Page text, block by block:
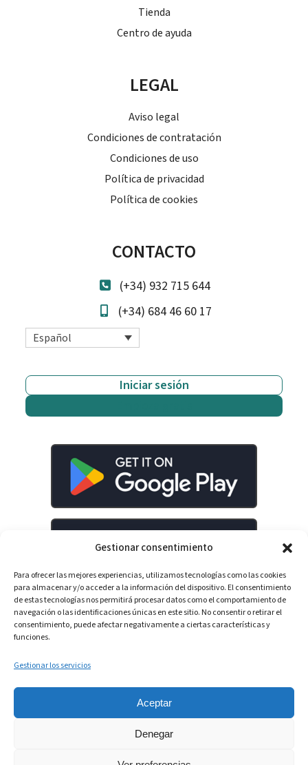
Gestionar consentimiento
Para ofrecer las mejores experiencias, utilizamos tecnologías como las cookies
para almacenar y/o acceder a la información del dispositivo. El consentimiento
de estas tecnologías nos permitirá procesar datos como el comportamiento de
navegación o las identificaciones únicas en este sitio. No consentir o retirar el
consentimiento, puede afectar negativamente a ciertas características y
funciones.
Gestionar los servicios
Aceptar
Denegar
Tienda
Centro de ayuda
LEGAL
Aviso legal
Condiciones de contratación
Condiciones de uso
Política de privacidad
Política de cookies
CONTACTO
(+34) 932 715 644
(+34) 684 46 60 17
Español
Iniciar sesión